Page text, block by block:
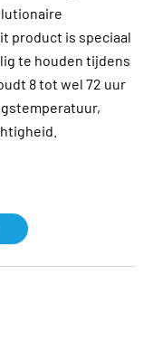
product is speciaal
te houden tijdens
8 tot wel 72 uur